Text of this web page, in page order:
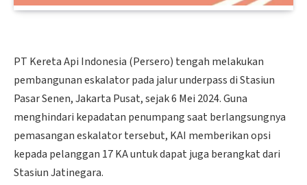
PT Kereta Api Indonesia (Persero) tengah melakukan
pembangunan eskalator pada jalur underpass di Stasiun
Pasar Senen, Jakarta Pusat, sejak 6 Mei 2024. Guna
menghindari kepadatan penumpang saat berlangsungnya
pemasangan eskalator tersebut, KAI memberikan opsi
kepada pelanggan 17 KA untuk dapat juga berangkat dari
Stasiun Jatinegara.